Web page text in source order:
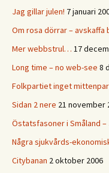
Jag gillar julen! 7 januari
Om rosa dörrar – avskaffa
Mer webbstrul… 17
Long time – no web-see 8
Folkpartiet inget
Sidan 2 nere 21 november
Östatsfasoner i Småland
Några sjukvårds-
Citybanan 2 oktober 2006